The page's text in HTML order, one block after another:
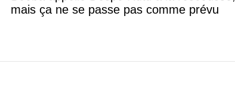
mais ça ne se passe pas comme prévu